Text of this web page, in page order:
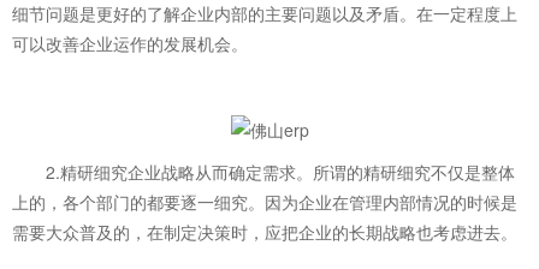
细节问题是更好的了解企业内部的主要问题以及矛盾。在一定程度上
可以改善企业运作的发展机会。
2.精研细究企业战略从而确定需求。所谓的精研细究不仅是整体
上的，各个部门的都要逐一细究。因为企业在管理内部情况的时候是
需要大众普及的，在制定决策时，应把企业的长期战略也考虑进去。